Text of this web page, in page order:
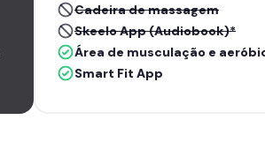
Cadeira de massagem
Skeelo App (Audiobook)*
Área de musculação e
Smart Fit App